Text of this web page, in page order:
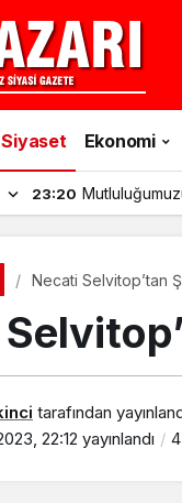
Siyaset Ekonomi
23:20
Necati Selvitop’tan
tarafından
22:12 yayınlandı